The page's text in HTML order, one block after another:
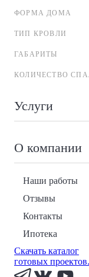
ФОРМА ДОМА
ТИП КРОВЛИ
ГАБАРИТЫ
КОЛИЧЕСТВО
Услуги
О компании
Наши работы
Отзывы
Контакты
Ипотека
Скачать каталог
готовых